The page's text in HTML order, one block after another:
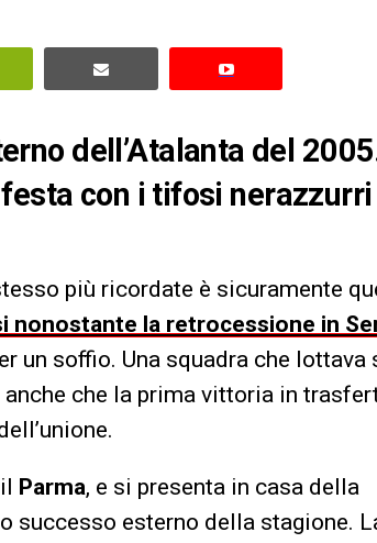
dell’Atalanta del
con i tifosi nerazzurri
più ricordate è sicuramente
nonostante la retrocessione in
un soffio. Una squadra che lottava
che la prima vittoria in
Parma, e si presenta in casa della
successo esterno della stagione.